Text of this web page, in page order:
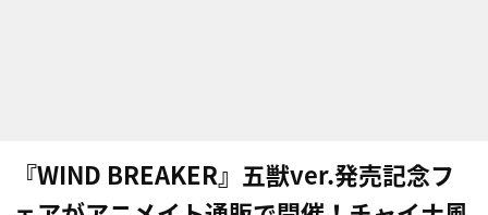
『WIND BREAKER』五獣ver.発売記念フ